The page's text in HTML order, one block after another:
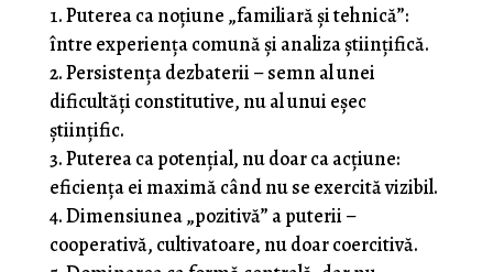
Puterea ca noțiune „familiară și tehnică”:
între experiența comună și analiza științifică.
Persistența dezbaterii – semn al unei
dificultăți constitutive, nu al unui eșec
științific.
Puterea ca potențial, nu doar ca acțiune:
eficiența ei maximă când nu se exercită vizibil.
Dimensiunea „pozitivă” a puterii –
cooperativă, cultivatoare, nu doar coercitivă.